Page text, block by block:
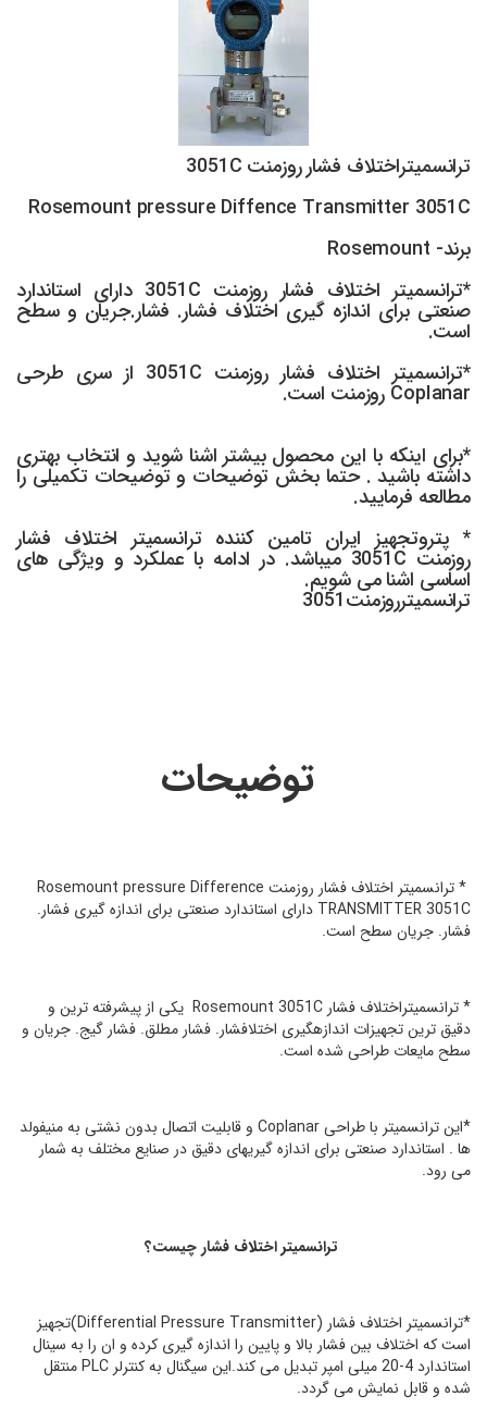
ترانسمیتراختلاف فشار روزمنت 3051C
Rosemount pressure Diffence Transmitter 3051C
برند- Rosemount
*ترانسمیتر اختلاف فشار روزمنت 3051C دارای استاندارد
صنعتی برای اندازه گیری اختلاف فشار. فشار.جریان و سطح
است.
*ترانسمیتر اختلاف فشار روزمنت 3051C از سری طرحی
CopIanar روزمنت است.
*برای اینکه با این محصول بیشتر اشنا شوید و انتخاب بهتری
داشته باشید . حتما بخش توضیحات و توضیحات تکمیلی را
مطالعه فرمایید.
* پتروتجهیز ایران تامین کننده ترانسمیتر اختلاف فشار
روزمنت 3051C میباشد. در ادامه با عملکرد و ویژگی های
اساسی اشنا می شویم.
ترانسمیترروزمنت3051
توضیحات
*
ترانسمیتر اختلاف فشار روزمنت Rosemount pressure Difference
TRANSMITTER 3051C دارای استاندارد صنعتی برای اندازه گیری فشار.
فشار. جریان سطح است.
*
ترانسمیتراختلاف فشار Rosemount 3051C یکی از پیشرفته ترین و
دقیق ترین تجهیزات اندازهگیری اختلافشار. فشار مطلق. فشار گیج. جریان و
سطح مایعات طراحی شده است.
*
این ترانسمیتر با طراحی CopIanar و قابلیت اتصال بدون نشتی به منیفولد
ها . استاندارد صنعتی برای اندازه گیریهای دقیق در صنایع مختلف به شمار
می رود.
ترانسمیتر اختلاف فشار چیست؟
*
ترانسمیتر اختلاف فشار (DifferentiaI Pressure Transmitter)تجهیز
است که اختلاف بین فشار بالا و پایین را اندازه گیری کرده و ان را به سینال
استاندارد 4-20 میلی امپر تبدیل می کند.این سیگنال به کنترلر PLC منتقل
شده و قابل نمایش می گردد.